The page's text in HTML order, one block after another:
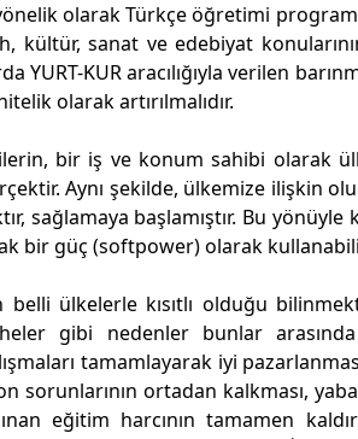
olarak Türkçe öğretimi
kültür, sanat ve edebiyat
YURT-KUR aracılığıyla verilen
olarak artırılmalıdır.
bir iş ve konum sahibi olarak
Aynı şekilde, ülkemize ilişkin
sağlamaya başlamıştır. Bu
bir güç (softpower) olarak
ülkelerle kısıtlı olduğu
gibi nedenler bunlar arasında
tamamlayarak iyi
sorunlarının ortadan kalkması,
eğitim harcının tamamen